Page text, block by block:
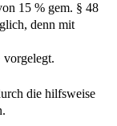
15 % gem. § 48
denn mit
vorgelegt.
die hilfsweise